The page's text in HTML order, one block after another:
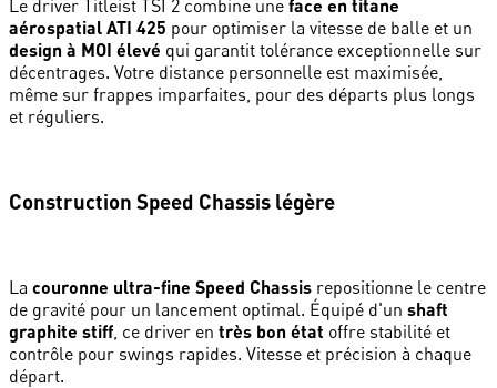
Le driver Titleist TSI 2 combine une face en titane
aérospatial ATI 425 pour optimiser la vitesse de balle et un
design à MOI élevé qui garantit tolérance exceptionnelle sur
décentrages. Votre distance personnelle est maximisée,
même sur frappes imparfaites, pour des départs plus longs
et réguliers.
Construction Speed Chassis légère
La couronne ultra-fine Speed Chassis repositionne le centre
de gravité pour un lancement optimal. Équipé d'un shaft
graphite stiff , ce driver en très bon état offre stabilité et
contrôle pour swings rapides. Vitesse et précision à chaque
départ.